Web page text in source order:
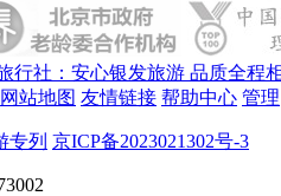
行社：安心银发旅游 品质全程
网站地图 友情链接 帮助中心 管理
专列 京ICP备2023021302号-3